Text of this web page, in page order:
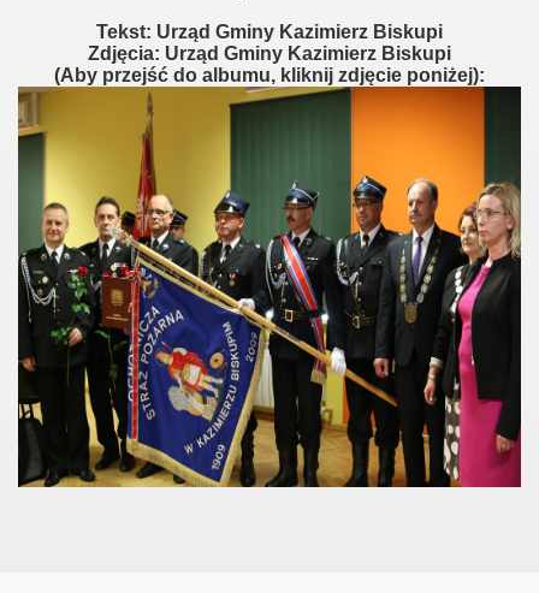
Tekst: Urząd Gminy Kazimierz Biskupi
Zdjęcia: Urząd Gminy Kazimierz Biskupi
(Aby przejść do albumu, kliknij zdjęcie poniżej):
Biskupiego 2018!
2018!
2018!